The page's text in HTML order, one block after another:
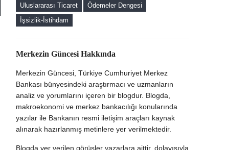
Merkezin Güncesi'ne Hoş Geldiniz
Uluslararası Ticaret
Ödemeler Dengesi
İşsizlik-İstihdam
Merkezin Güncesi Hakkında
Merkezin Güncesi, Türkiye Cumhuriyet Merkez
Bankası bünyesindeki araştırmacı ve uzmanların
analiz ve yorumlarını içeren bir blogdur. Blogda,
makroekonomi ve merkez bankacılığı konularında
yazılar ile Bankanın resmi iletişim araçları kaynak
alınarak hazırlanmış metinlere yer verilmektedir.
Blogda yer verilen görüşler yazarlara aittir, dolayısıyla